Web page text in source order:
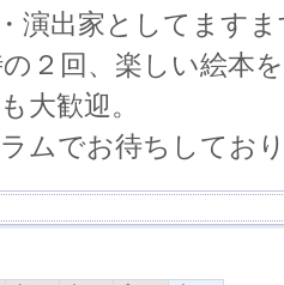
演出家としてます
２回、楽しい絵本
大歓迎。
ムでお待ちしてお